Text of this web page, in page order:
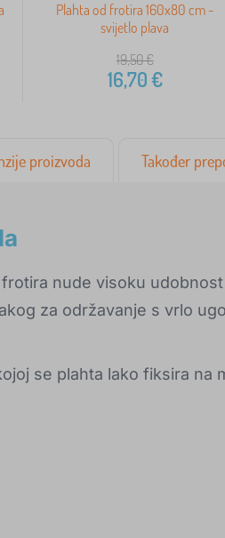
Plahta od frotira 160x80 cm -
svijetlo plava
19,50€
16,70€
proizvoda Također
nude visoku
za održavanje s vrlo
se plahta lako fiksira na